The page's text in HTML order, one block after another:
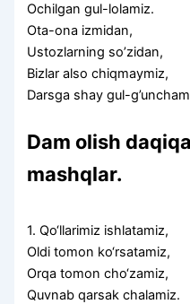
Ochilgan gul-lolamiz.
Ota-ona izmidan,
Ustozlarning so’zidan,
Bizlar also chiqmaymiz,
Darsga shay gul-
Dam olish
mashqlar.
1. Qo‘llarimiz ishlatamiz,
Oldi tomon ko‘rsatamiz,
Orqa tomon cho‘zamiz,
Quvnab qarsak chalamiz.